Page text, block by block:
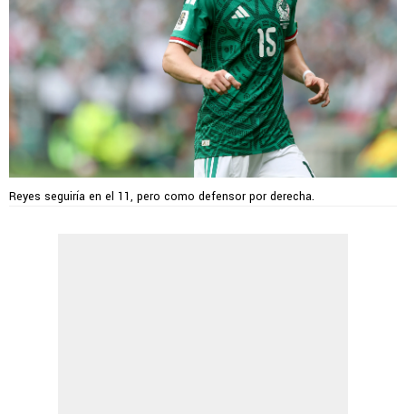
Reyes seguiría en el 11, pero como defensor por derecha.